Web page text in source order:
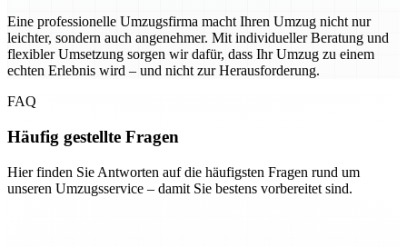
Eine professionelle Umzugsfirma macht Ihren Umzug nicht nur
leichter, sondern auch angenehmer. Mit individueller Beratung und
flexibler Umsetzung sorgen wir dafür, dass Ihr Umzug zu einem
echten Erlebnis wird – und nicht zur Herausforderung.
FAQ
Häufig gestellte Fragen
Hier finden Sie Antworten auf die häufigsten Fragen rund um
unseren Umzugsservice – damit Sie bestens vorbereitet sind.